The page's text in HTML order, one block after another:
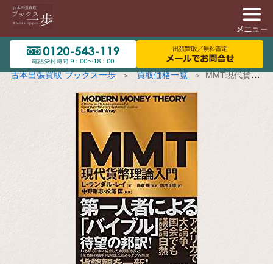
古本出張買取 ブックス一歩 買取価格一覧 MMT現代貨幣理論入門